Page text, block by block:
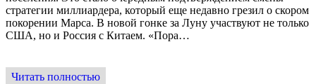
стратегии миллиардера, который еще недавно грезил о скором
покорении Марса. В новой гонке за Луну участвуют не только
США, но и Россия с Китаем. «Пора…
Читать полностью